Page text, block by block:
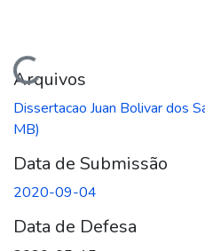
Arquivos
Dissertacao Juan Bolivar dos
MB)
Data de Submissão
2020-09-04
Data de Defesa